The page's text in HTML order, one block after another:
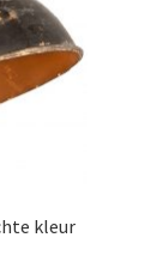
kleur